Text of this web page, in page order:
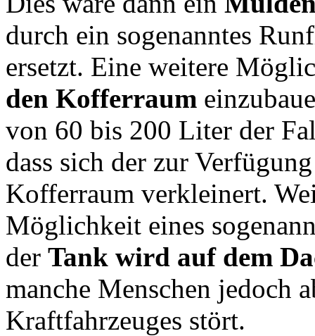
durch ein sogenanntes
ersetzt. Eine weitere
den Kofferraum
von 60 bis 200 Liter der
dass sich der zur
Kofferraum verkleinert.
Möglichkeit eines
der Tank wird auf dem
manche Menschen jedoch
Kraftfahrzeuges stört.